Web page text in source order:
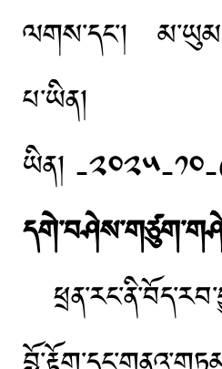
ལགས་དང་།
པ་ཡིན།
ཡིན། -༢༠༢༥-